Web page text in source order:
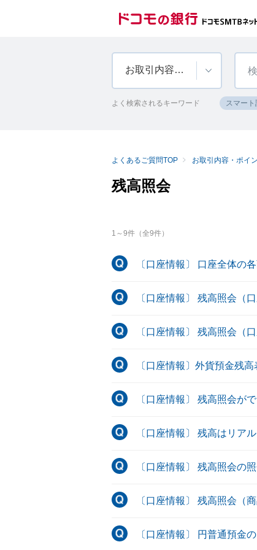
お取引内容・ポイント・ランク
よく検索されるキーワード スマート
よくあるご質問TOP お取引内容・ポイ
残高照会
1 ～9件（全9件）
〔口座情報〕 口座全体の
〔口座情報〕 残高照会（
〔口座情報〕 残高照会（
〔口座情報〕外貨預金残
〔口座情報〕 残高照会が
〔口座情報〕 残高はリア
〔口座情報〕 残高照会の
〔口座情報〕 残高照会（
〔口座情報〕 円普通預金